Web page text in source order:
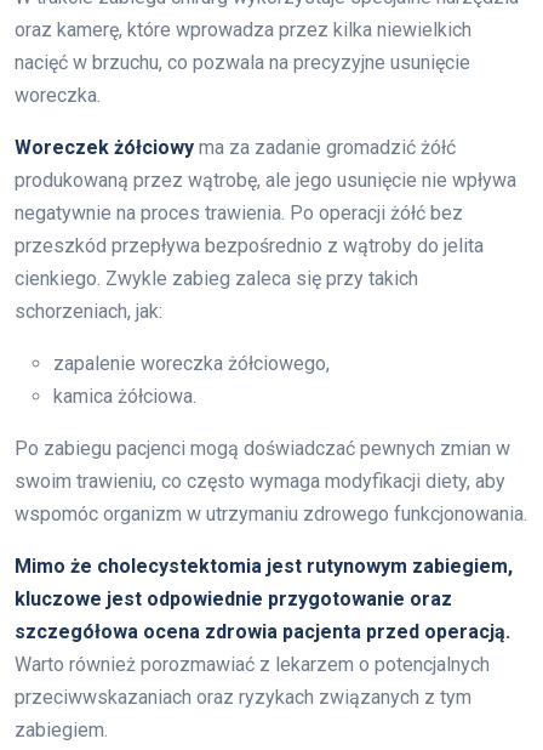
oraz kamerę, które wprowadza przez kilka niewielkich
nacięć w brzuchu, co pozwala na precyzyjne usunięcie
woreczka.
Woreczek żółciowy ma za zadanie gromadzić żółć
produkowaną przez wątrobę, ale jego usunięcie nie wpływa
negatywnie na proces trawienia. Po operacji żółć bez
przeszkód przepływa bezpośrednio z wątroby do jelita
cienkiego. Zwykle zabieg zaleca się przy takich
schorzeniach, jak:
zapalenie woreczka żółciowego,
kamica żółciowa.
Po zabiegu pacjenci mogą doświadczać pewnych zmian w
swoim trawieniu, co często wymaga modyfikacji diety, aby
wspomóc organizm w utrzymaniu zdrowego funkcjonowania.
Mimo że cholecystektomia jest rutynowym zabiegiem,
kluczowe jest odpowiednie przygotowanie oraz
szczegółowa ocena zdrowia pacjenta przed operacją.
Warto również porozmawiać z lekarzem o potencjalnych
przeciwwskazaniach oraz ryzykach związanych z tym
zabiegiem.